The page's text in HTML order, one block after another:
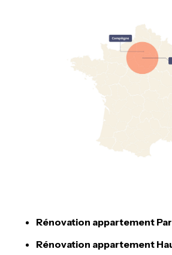
Rénovation appartement
Rénovation appartement